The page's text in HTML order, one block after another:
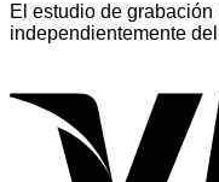
El estudio de
independientemente